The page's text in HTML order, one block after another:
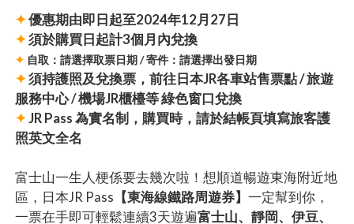
✦優惠期由即日起至2024年12月27日
✦須於購買日起計3個月內兌換
✦ 自取：請選擇取票日期 / 寄件：請選擇出發日期
✦須持護照及兌換票，前往日本JR各車站售票點 / 旅遊
服務中心 / 機場JR櫃檯等 綠色窗口兌換
✦JR Pass 為實名制，購買時，請於結帳頁填寫旅客護
照英文全名
富士山一生人梗係要去幾次啦！想順道暢遊東海附近地
區，日本JR Pass 【東海線鐵路周遊券】一定幫到你，
一票在手即可輕鬆連續3天遊遍富士山、靜岡、伊豆、